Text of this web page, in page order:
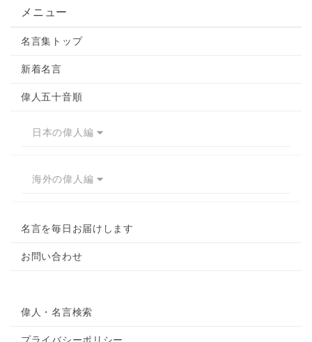
メニュー
名言集トップ
新着名言
偉人五十音順
日本の偉人編
海外の偉人編
名言を毎日お届けします
お問い合わせ
偉人・名言検索